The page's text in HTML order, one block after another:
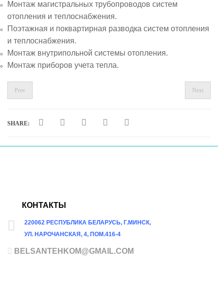
Монтаж магистральных трубопроводов систем
отопления и теплоснабжения.
Поэтажная и поквартирная разводка систем отопления
и теплоснабжения.
Монтаж внутрипольной системы отопления.
Монтаж приборов учета тепла.
Prev Next
SHARE:
КОНТАКТЫ
220062 РЕСПУБЛИКА БЕЛАРУСЬ, Г.МИНСК,
УЛ. НАРОЧАНСКАЯ, 4, ПОМ.416-4
BELSANTEHKOM@GMAIL.COM